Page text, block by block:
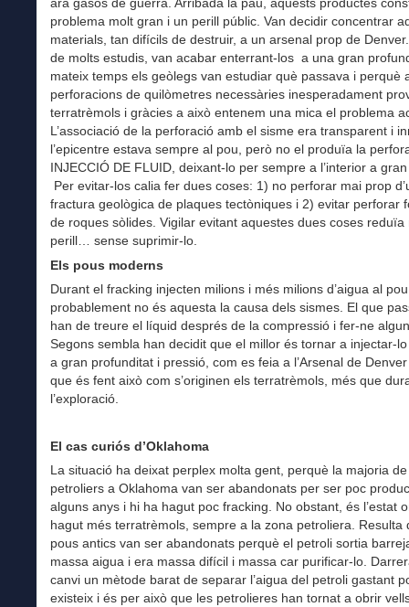
ara gasos de guerra. Arribada la pau, aquests productes
problema molt gran i un perill públic. Van decidir concentrar
materials, tan difícils de destruir, a un arsenal prop de
de molts estudis, van acabar enterrant-los a una gran
mateix temps els geòlegs van estudiar què passava i perquè
perforacions de quilòmetres necessàries inesperadament
terratrèmols i gràcies a això entenem una mica el problema
L’associació de la perforació amb el sisme era transparent i
l’epicentre estava sempre al pou, però no el produïa la
INJECCIÓ DE FLUID, deixant-lo per sempre a l’interior a
Per evitar-los calia fer dues coses: 1) no perforar mai prop
fractura geològica de plaques tectòniques i 2) evitar perforar
de roques sòlides. Vigilar evitant aquestes dues coses reduïa
perill… sense suprimir-lo.
Els pous moderns
Durant el fracking injecten milions i més milions d’aigua al
probablement no és aquesta la causa dels sismes. El que
han de treure el líquid després de la compressió i fer-ne
Segons sembla han decidit que el millor és tornar a injectar-
a gran profunditat i pressió, com es feia a l’Arsenal de
que és fent això com s’originen els terratrèmols, més que
l’exploració.
El cas curiós d’Oklahoma
La situació ha deixat perplex molta gent, perquè la majoria
petroliers a Oklahoma van ser abandonats per ser poc
alguns anys i hi ha hagut poc fracking. No obstant, és l’estat
hagut més terratrèmols, sempre a la zona petroliera. Resulta
pous antics van ser abandonats perquè el petroli sortia
massa aigua i era massa difícil i massa car purificar-lo.
canvi un mètode barat de separar l’aigua del petroli gastant
existeix i és per això que les petrolieres han tornat a obrir